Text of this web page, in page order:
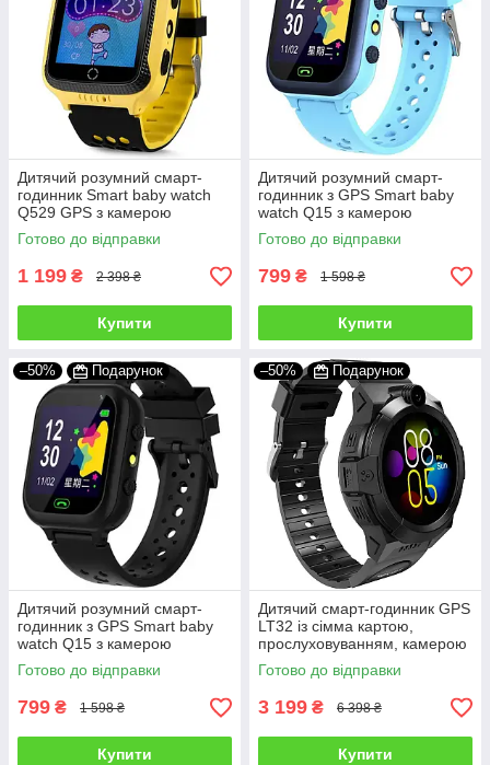
Дитячий розумний смарт-
годинник Smart baby watch
Q529 GPS з камерою
прослуховування для дітей із
трекером Жовтий
Готово до відправки
1 199 ₴ 2 398 ₴
Купити
Дитячий розумний смарт-
годинник з GPS Smart baby
watch Q15 з камерою
прослуховуванням сім-
картою Блакитний
Готово до відправки
799 ₴ 1 598 ₴
Купити
–50% Подарунок
Дитячий розумний смарт-
годинник з GPS Smart baby
watch Q15 з камерою
прослуховуванням сім-
карткою Чорний
Готово до відправки
799 ₴ 1 598 ₴
Купити
–50% Подарунок
Дитячий смарт-годинник GPS
LT32 із сімма картою,
прослуховуванням, камерою
4G (LTE) Wi-Fi Чорний
Готово до відправки
3 199 ₴ 6 398 ₴
Купити